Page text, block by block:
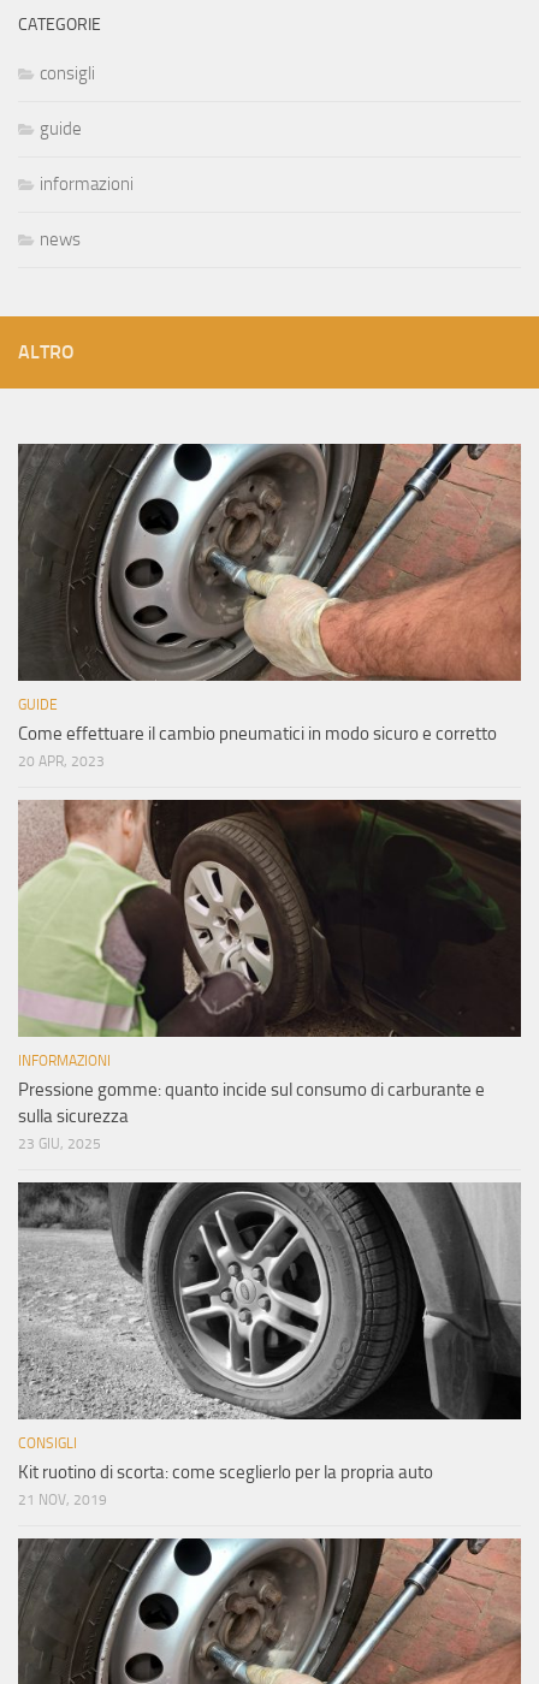
CATEGORIE
consigli
guide
informazioni
news
ALTRO
GUIDE
Come effettuare il cambio pneumatici in modo sicuro e corretto
20 APR, 2023
INFORMAZIONI
Pressione gomme: quanto incide sul consumo di carburante e
sulla sicurezza
23 GIU, 2025
CONSIGLI
Kit ruotino di scorta: come sceglierlo per la propria auto
21 NOV, 2019